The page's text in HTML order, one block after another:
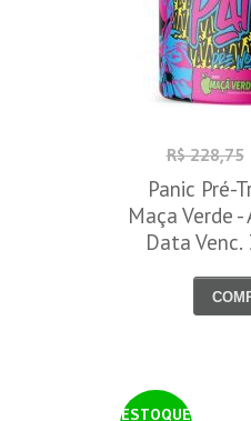
R$ 228,75
Panic Pré-
Maça Verde
Data
ESTOQUE